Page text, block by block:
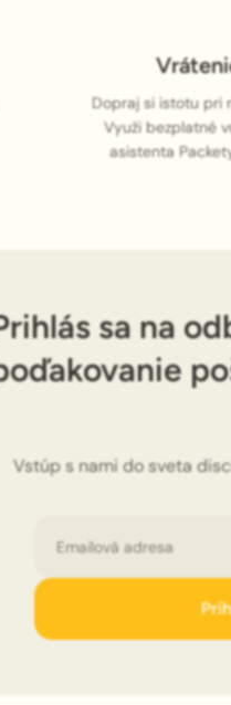
Dopraj si istotu pri
Využi bezplatné
asistenta
sa na
Vstúp s nami do sveta